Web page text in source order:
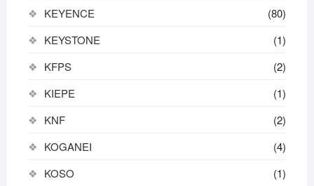
KEYENCE
(80)
KEYSTONE
(1)
KFPS
(2)
KIEPE
(1)
KNF
(2)
KOGANEI
(4)
KOSO
(1)